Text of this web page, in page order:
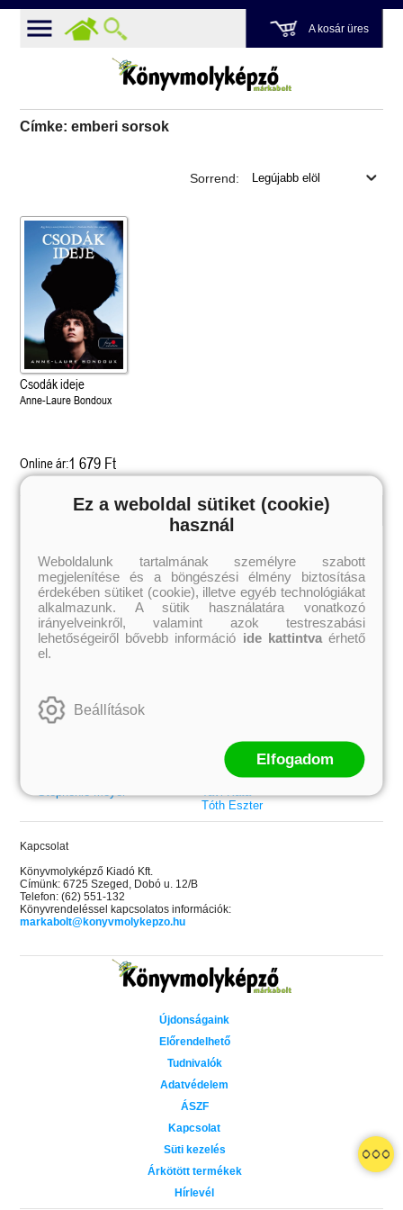
A kosár üres
Címke: emberi sorsok
Grace and Glory - Kegyelem és
Különleges éldekorált kiadás!
Bad Girl Reputation
Sorrend:
Csodák ideje
Anne-Laure Bondoux
Online ár:1 679 Ft
Külföldiek
Brigid Kemmerer
Cassandra Clare
Colleen Hoover
Elle Kennedy
Erin Watt
Holly Webb
Jeff Kinney
Leigh Bardugo
Maggie Stiefvater
Penelope Ward
Stephenie Meyer
Magyarok
Ashley Carrigan
Benina
Bessenyei Gábor
Bodor Attila
Böszörményi Gyula
Cselenyák Imre
Rácz-Stefán Tibor
Róbert Katalin
Spirit Bliss
Szélesi Sándor
Tavi Kata
Tóth Eszter
Kapcsolat
Könyvmolyképző Kiadó Kft.
Címünk: 6725 Szeged, Dobó u. 12/B
Telefon: (62) 551-132
Könyvrendeléssel kapcsolatos információk:
markabolt@konyvmolykepzo.hu
Újdonságaink
Előrendelhető
Tudnivalók
Adatvédelem
ÁSZF
Kapcsolat
Süti kezelés
Árkötött termékek
Hírlevél
Ez a weboldal sütiket (cookie)
használ
Weboldalunk tartalmának személyre szabott
megjelenítése és a böngészési élmény biztosítása
érdekében sütiket (cookie), illetve egyéb technológiákat
alkalmazunk. A sütik használatára vonatkozó
irányelveinkről, valamint azok testreszabási
lehetőségeiről bővebb információ ide kattintvaérhető
el.
Beállítások
Elfogadom